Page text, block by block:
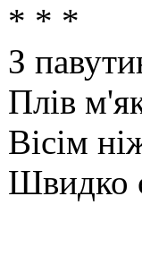
* * *
З
Плів
Вісім
Швидко